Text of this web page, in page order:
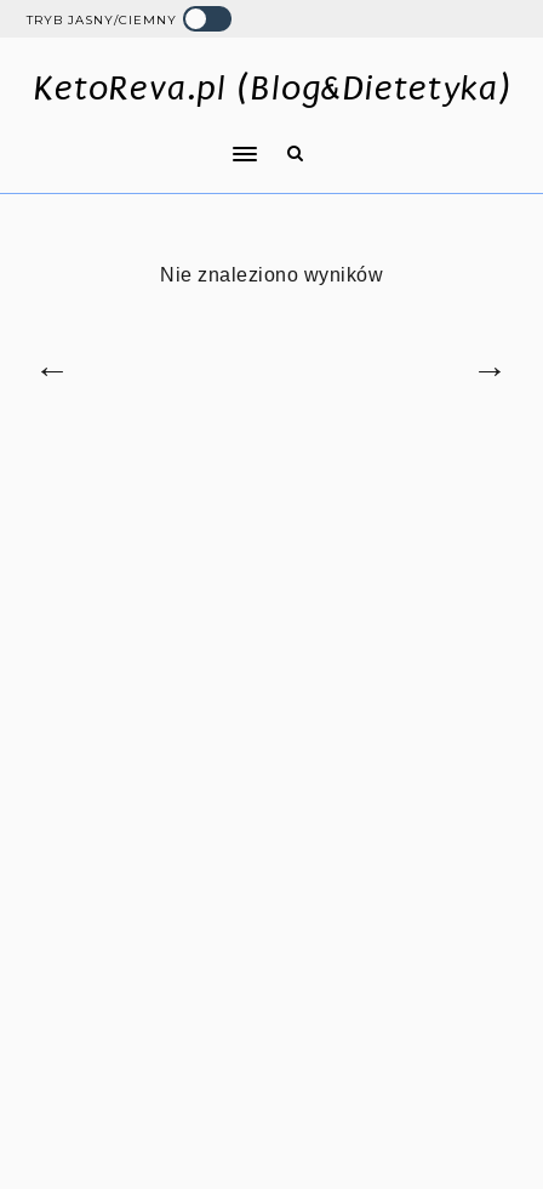
TRYB JASNY/CIEMNY
KetoReva.pl (Blog&Dietetyka)
Nie znaleziono wyników
← →